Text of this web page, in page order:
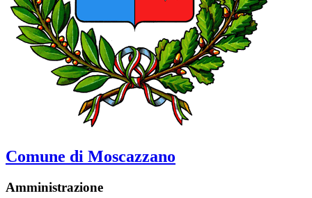
Comune di Moscazzano
Amministrazione